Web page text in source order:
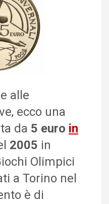
alle
ecco una
da 5 euro in
2005 in
Olimpici
a Torino nel
è di